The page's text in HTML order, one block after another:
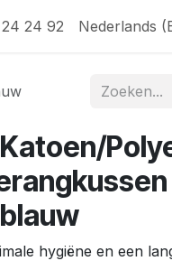
24 24 92 Nederlands
hygiëne en een